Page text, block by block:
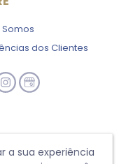
a sua experiência
dos Clientes